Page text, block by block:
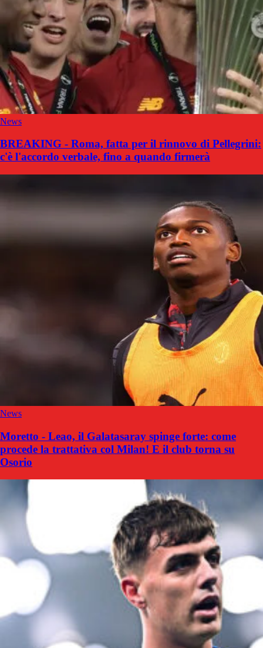
News
BREAKING - Roma, fatta per il rinnovo di Pellegrini:
c'è l'accordo verbale, fino a quando firmerà
News
Moretto - Leao, il Galatasaray spinge forte: come
procede la trattativa col Milan! E il club torna su
Osorio